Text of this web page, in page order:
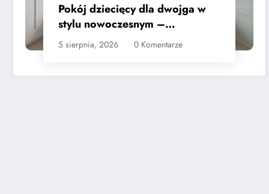
Pokój dziecięcy dla dwojga w
stylu nowoczesnym –
praktyczne wskazówki
5 sierpnia, 2026 0 Komentarze